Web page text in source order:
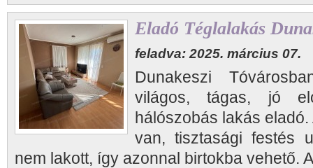
Eladó Téglalakás
feladva: 2025. március 07.
Dunakeszi
világos, tágas, jó
hálószobás lakás
van, tisztasági festés
nem lakott, így azonnal birtokba vehető.